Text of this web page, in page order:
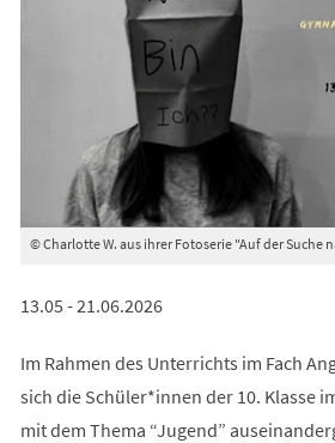
© Charlotte W. aus ihrer Fotoserie "Auf der Suche
13.05 - 21.06.2026
Im Rahmen des Unterrichts im Fach
sich die Schüler*innen der 10. Klasse
mit dem Thema “Jugend”